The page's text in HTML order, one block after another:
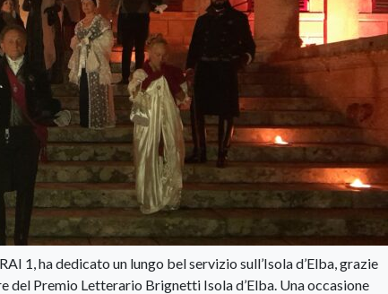
1, ha dedicato un lungo bel servizio sull’Isola d’Elba, grazie
Premio Letterario Brignetti Isola d’Elba. Una occasione